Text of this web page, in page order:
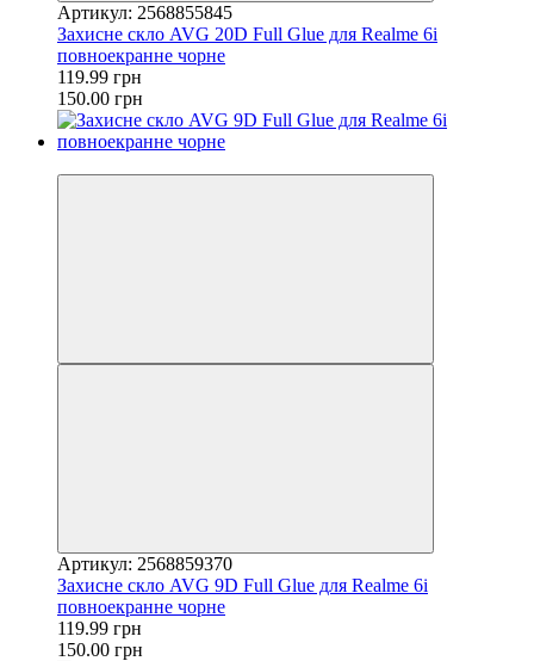
Артикул: 2568855845
Захисне скло AVG 20D Full Glue для Realme 6i
повноекранне чорне
119.99 грн
150.00 грн
Артикул: 2568859370
Захисне скло AVG 9D Full Glue для Realme 6i
повноекранне чорне
119.99 грн
150.00 грн